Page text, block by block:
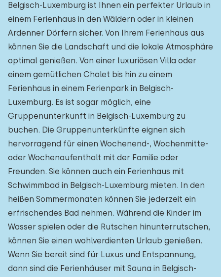
Belgisch-Luxemburg ist Ihnen ein perfekter Urlaub in
einem Ferienhaus in den Wäldern oder in kleinen
Ardenner Dörfern sicher. Von Ihrem Ferienhaus aus
können Sie die Landschaft und die lokale Atmosphäre
optimal genießen. Von einer luxuriösen Villa oder
einem gemütlichen Chalet bis hin zu einem
Ferienhaus in einem Ferienpark in Belgisch-
Luxemburg. Es ist sogar möglich, eine
Gruppenunterkunft in Belgisch-Luxemburg zu
buchen. Die Gruppenunterkünfte eignen sich
hervorragend für einen Wochenend-, Wochenmitte-
oder Wochenaufenthalt mit der Familie oder
Freunden. Sie können auch ein Ferienhaus mit
Schwimmbad in Belgisch-Luxemburg mieten. In den
heißen Sommermonaten können Sie jederzeit ein
erfrischendes Bad nehmen. Während die Kinder im
Wasser spielen oder die Rutschen hinunterrutschen,
können Sie einen wohlverdienten Urlaub genießen.
Wenn Sie bereit sind für Luxus und Entspannung,
dann sind die Ferienhäuser mit Sauna in Belgisch-